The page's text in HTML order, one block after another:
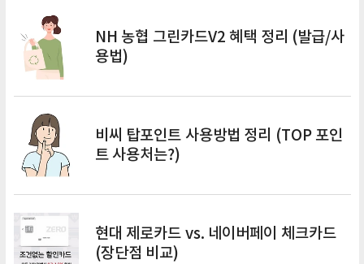
NH 농협 그린카드V2 혜택 정리 (발급/사
용법)
비씨 탑포인트 사용방법 정리 (TOP 포인
트 사용처는?)
현대 제로카드 vs. 네이버페이 체크카드
(장단점 비교)